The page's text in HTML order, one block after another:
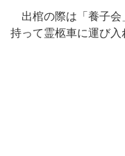
出棺の際は「養子会
持って霊柩車に運び入